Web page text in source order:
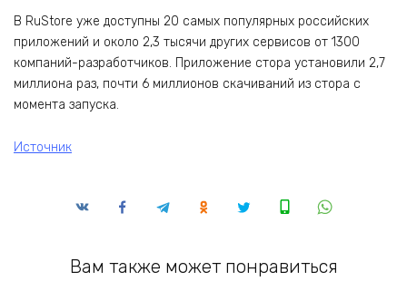
В RuStore уже доступны 20 самых популярных российских
приложений и около 2,3 тысячи других сервисов от 1300
компаний-разработчиков. Приложение стора установили 2,7
миллиона раз, почти 6 миллионов скачиваний из стора с
момента запуска.
Источник
Вам также может понравиться